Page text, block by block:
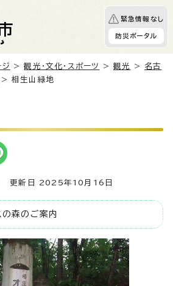
緊急情報なし
防災ポータル
ジ >観光・文化・スポーツ >観光 > 名古
> 相生山緑地
更新日 2025年10月16日
森のご案内